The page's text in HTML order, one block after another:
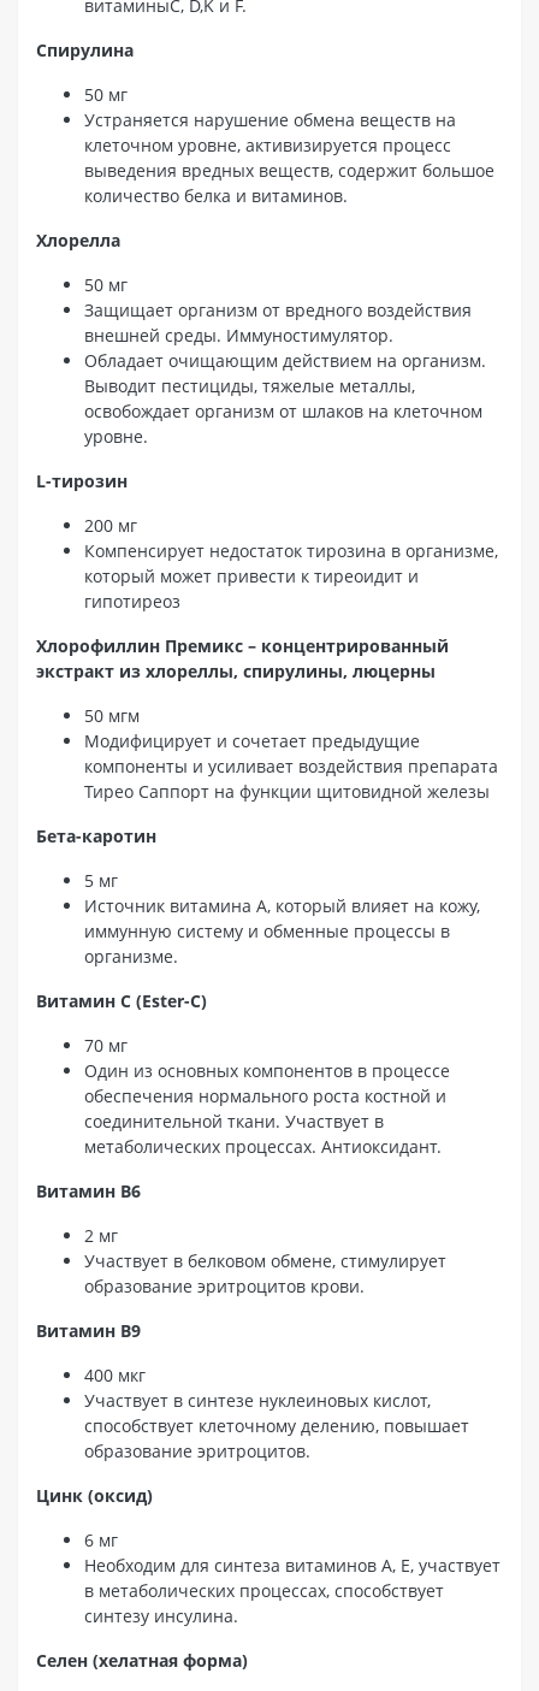
витаминыС, D,K и F.
Спирулина
50 мг
Устраняется нарушение обмена веществ на
клеточном уровне, активизируется процесс
выведения вредных веществ, содержит большое
количество белка и витаминов.
Хлорелла
50 мг
Защищает организм от вредного воздействия
внешней среды. Иммуностимулятор.
Обладает очищающим действием на организм.
Выводит пестициды, тяжелые металлы,
освобождает организм от шлаков на клеточном
уровне.
L-тирозин
200 мг
Компенсирует недостаток тирозина в организме,
который может привести к тиреоидит и
гипотиреоз
Хлорофиллин Премикс – концентрированный
экстракт из хлореллы, спирулины, люцерны
50 мгм
Модифицирует и сочетает предыдущие
компоненты и усиливает воздействия препарата
Тирео Саппорт на функции щитовидной железы
Бета-каротин
5 мг
Источник витамина А, который влияет на кожу,
иммунную систему и обменные процессы в
организме.
Витамин С (Ester-C)
70 мг
Один из основных компонентов в процессе
обеспечения нормального роста костной и
соединительной ткани. Участвует в
метаболических процессах. Антиоксидант.
Витамин B6
2 мг
Участвует в белковом обмене, стимулирует
образование эритроцитов крови.
Витамин B9
400 мкг
Участвует в синтезе нуклеиновых кислот,
способствует клеточному делению, повышает
образование эритроцитов.
Цинк (оксид)
6 мг
Необходим для синтеза витаминов А, Е, участвует
в метаболических процессах, способствует
синтезу инсулина.
Селен (хелатная форма)